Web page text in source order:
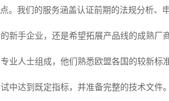
。我们的服务涵盖认证前期的法规分析
新手企业，还是希望拓展产品线的成熟厂
业人士组成，他们熟悉欧盟各国的较新
中达到既定指标，并准备完整的技术文